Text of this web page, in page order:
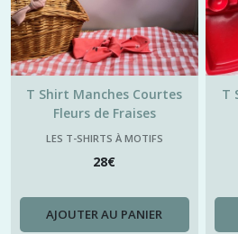
T Shirt Manches Courtes
Fleurs de Fraises
LES T-SHIRTS À MOTIFS
28€
AJOUTER AU PANIER
T